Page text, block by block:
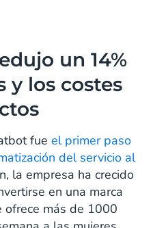
un 14%
y los costes
fue el primer paso
del servicio al
la empresa ha crecido
en una marca
más de 1000